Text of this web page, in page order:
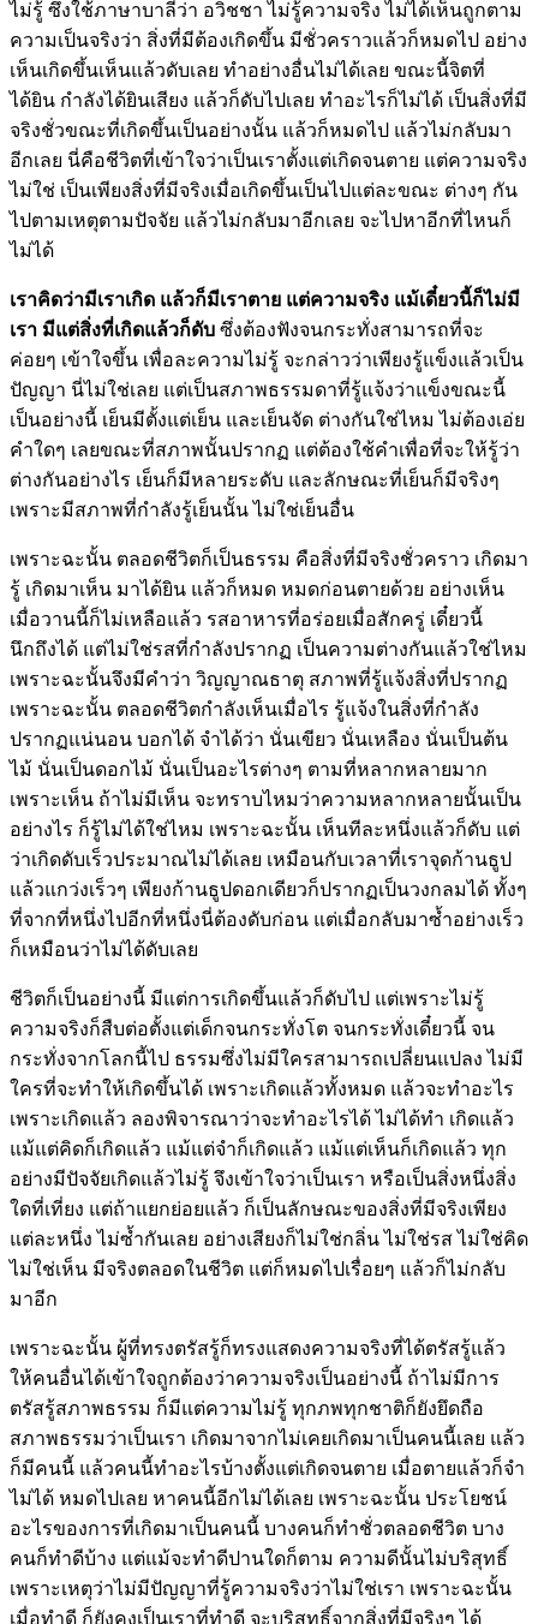
ไม่รู้ ซึ่งใช้ภาษาบาลีว่า อวิชชา ไม่รู้ความจริง ไม่ได้เห็นถูกตาม
ความเป็นจริงว่า สิ่งที่มีต้องเกิดขึ้น มีชั่วคราวแล้วก็หมดไป อย่าง
เห็นเกิดขึ้นเห็นแล้วดับเลย ทำอย่างอื่นไม่ได้เลย ขณะนี้จิตที่
ได้ยิน กำลังได้ยินเสียง แล้วก็ดับไปเลย ทำอะไรก็ไม่ได้ เป็นสิ่งที่มี
จริงชั่วขณะที่เกิดขึ้นเป็นอย่างนั้น แล้วก็หมดไป แล้วไม่กลับมา
อีกเลย นี่คือชีวิตที่เข้าใจว่าเป็นเราตั้งแต่เกิดจนตาย แต่ความจริง
ไม่ใช่ เป็นเพียงสิ่งที่มีจริงเมื่อเกิดขึ้นเป็นไปแต่ละขณะ ต่างๆ กัน
ไปตามเหตุตามปัจจัย แล้วไม่กลับมาอีกเลย จะไปหาอีกที่ไหนก็
ไม่ได้
เราคิดว่ามีเราเกิด แล้วก็มีเราตาย แต่ความจริง แม้เดี๋ยวนี้ก็ไม่มี
เรา มีแต่สิ่งที่เกิดแล้วก็ดับ ซึ่งต้องฟังจนกระทั่งสามารถที่จะ
ค่อยๆ เข้าใจขึ้น เพื่อละความไม่รู้ จะกล่าวว่าเพียงรู้แข็งแล้วเป็น
ปัญญา นี่ไม่ใช่เลย แต่เป็นสภาพธรรมดาที่รู้แจ้งว่าแข็งขณะนี้
เป็นอย่างนี้ เย็นมีตั้งแต่เย็น และเย็นจัด ต่างกันใช่ไหม ไม่ต้องเอ่ย
คำใดๆ เลยขณะที่สภาพนั้นปรากฏ แต่ต้องใช้คำเพื่อที่จะให้รู้ว่า
ต่างกันอย่างไร เย็นก็มีหลายระดับ และลักษณะที่เย็นก็มีจริงๆ
เพราะมีสภาพที่กำลังรู้เย็นนั้น ไม่ใช่เย็นอื่น
เพราะฉะนั้น ตลอดชีวิตก็เป็นธรรม คือสิ่งที่มีจริงชั่วคราว เกิดมา
รู้ เกิดมาเห็น มาได้ยิน แล้วก็หมด หมดก่อนตายด้วย อย่างเห็น
เมื่อวานนี้ก็ไม่เหลือแล้ว รสอาหารที่อร่อยเมื่อสักครู่ เดี๋ยวนี้
นึกถึงได้ แต่ไม่ใช่รสที่กำลังปรากฏ เป็นความต่างกันแล้วใช่ไหม
เพราะฉะนั้นจึงมีคำว่า วิญญาณธาตุ สภาพที่รู้แจ้งสิ่งที่ปรากฏ
เพราะฉะนั้น ตลอดชีวิตกำลังเห็นเมื่อไร รู้แจ้งในสิ่งที่กำลัง
ปรากฏแน่นอน บอกได้ จำได้ว่า นั่นเขียว นั่นเหลือง นั่นเป็นต้น
ไม้ นั่นเป็นดอกไม้ นั่นเป็นอะไรต่างๆ ตามที่หลากหลายมาก
เพราะเห็น ถ้าไม่มีเห็น จะทราบไหมว่าความหลากหลายนั้นเป็น
อย่างไร ก็รู้ไม่ได้ใช่ไหม เพราะฉะนั้น เห็นทีละหนึ่งแล้วก็ดับ แต่
ว่าเกิดดับเร็วประมาณไม่ได้เลย เหมือนกับเวลาที่เราจุดก้านธูป
แล้วแกว่งเร็วๆ เพียงก้านธูปดอกเดียวก็ปรากฏเป็นวงกลมได้ ทั้งๆ
ที่จากที่หนึ่งไปอีกที่หนึ่งนี่ต้องดับก่อน แต่เมื่อกลับมาซ้ำอย่างเร็ว
ก็เหมือนว่าไม่ได้ดับเลย
ชีวิตก็เป็นอย่างนี้ มีแต่การเกิดขึ้นแล้วก็ดับไป แต่เพราะไม่รู้
ความจริงก็สืบต่อตั้งแต่เด็กจนกระทั่งโต จนกระทั่งเดี๋ยวนี้ จน
กระทั่งจากโลกนี้ไป ธรรมซึ่งไม่มีใครสามารถเปลี่ยนแปลง ไม่มี
ใครที่จะทำให้เกิดขึ้นได้ เพราะเกิดแล้วทั้งหมด แล้วจะทำอะไร
เพราะเกิดแล้ว ลองพิจารณาว่าจะทำอะไรได้ ไม่ได้ทำ เกิดแล้ว
แม้แต่คิดก็เกิดแล้ว แม้แต่จำก็เกิดแล้ว แม้แต่เห็นก็เกิดแล้ว ทุก
อย่างมีปัจจัยเกิดแล้วไม่รู้ จึงเข้าใจว่าเป็นเรา หรือเป็นสิ่งหนึ่งสิ่ง
ใดที่เที่ยง แต่ถ้าแยกย่อยแล้ว ก็เป็นลักษณะของสิ่งที่มีจริงเพียง
แต่ละหนึ่ง ไม่ซ้ำกันเลย อย่างเสียงก็ไม่ใช่กลิ่น ไม่ใช่รส ไม่ใช่คิด
ไม่ใช่เห็น มีจริงตลอดในชีวิต แต่ก็หมดไปเรื่อยๆ แล้วก็ไม่กลับ
มาอีก
เพราะฉะนั้น ผู้ที่ทรงตรัสรู้ก็ทรงแสดงความจริงที่ได้ตรัสรู้แล้ว
ให้คนอื่นได้เข้าใจถูกต้องว่าความจริงเป็นอย่างนี้ ถ้าไม่มีการ
ตรัสรู้สภาพธรรม ก็มีแต่ความไม่รู้ ทุกภพทุกชาติก็ยังยึดถือ
สภาพธรรมว่าเป็นเรา เกิดมาจากไม่เคยเกิดมาเป็นคนนี้เลย แล้ว
ก็มีคนนี้ แล้วคนนี้ทำอะไรบ้างตั้งแต่เกิดจนตาย เมื่อตายแล้วก็จำ
ไม่ได้ หมดไปเลย หาคนนี้อีกไม่ได้เลย เพราะฉะนั้น ประโยชน์
อะไรของการที่เกิดมาเป็นคนนี้ บางคนก็ทำชั่วตลอดชีวิต บาง
คนก็ทำดีบ้าง แต่แม้จะทำดีปานใดก็ตาม ความดีนั้นไม่บริสุทธิ์
เพราะเหตุว่าไม่มีปัญญาที่รู้ความจริงว่าไม่ใช่เรา เพราะฉะนั้น
เมื่อทำดี ก็ยังคงเป็นเราที่ทำดี จะบริสุทธิ์จากสิ่งที่มีจริงๆ ได้